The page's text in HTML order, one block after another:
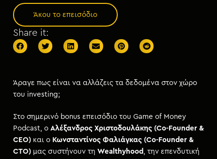
Άκου το επεισόδιο
Share it:
Άραγε πως είναι να αλλάζεις τα δεδομένα στον χώρο
του investing;
Στο σημερινό bonus επεισόδιο του Game of Money
Podcast, ο Αλέξανδρος Χριστοδουλάκης (Co-Founder &
CEO)και ο Κωνσταντίνος Φαλιάγκας (Co-Founder &
CTO)μας συστήνουν τη Wealthyhood , την επενδυτική